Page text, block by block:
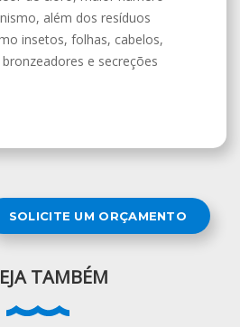
além dos resíduos
insetos, folhas, cabelos,
e secreções
SOLICITE UM ORÇAMENTO
TAMBÉM